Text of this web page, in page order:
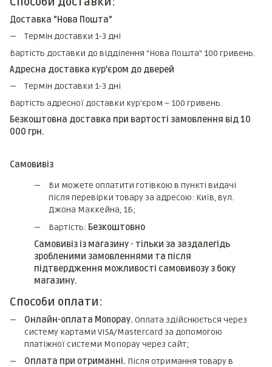
Доставка "Нова Пошта"
Термін доставки 1-3 дні
Вартість доставки до відділення "Нова Пошта" 100 гривень.
Адресна доставка кур'єром до дверей
Термін доставки 1-3 дні
Вартість адресної доставки кур'єром – 100 гривень.
Безкоштовна доставка при вартості замовлення від 10
000 грн.
Самовивіз
Ви можете оплатити готівкою в пункті видачі
після перевірки товару за адресою: Київ, вул.
Джона Маккейна, 1Б;
Вартість: Безкоштовно
Самовивіз із магазину - тільки за заздалегідь
зробленими замовленнями та після
підтвердження можливості самовивозу з боку
магазину.
Способи оплати:
Онлайн-оплата Monopay. Оплата здійснюється через
систему картами VISA/Mastercard за допомогою
платіжної системи Monopay через сайт;
Оплата при отриманні. Після отримання товару в